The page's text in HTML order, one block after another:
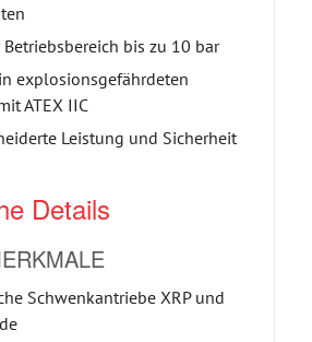
bis zu 10 bar
explosionsgefährdeten
ATEX IIC
Leistung und Sicherheit
Details
Schwenkantriebe XRP und